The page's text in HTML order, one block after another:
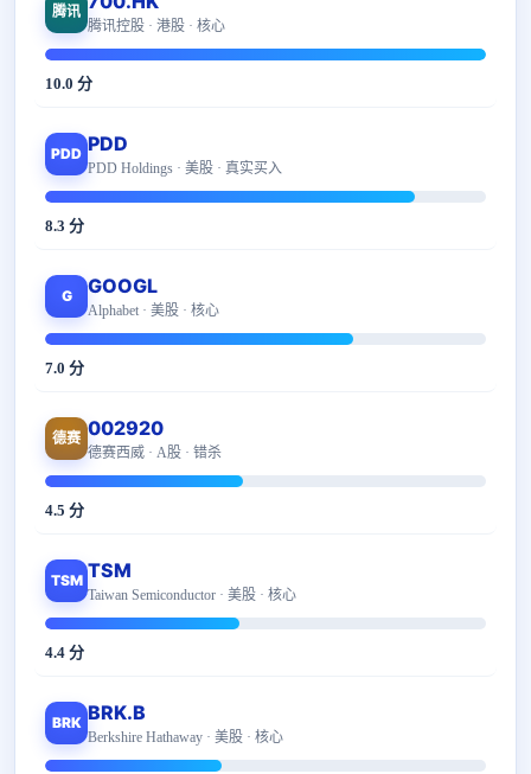
腾讯
腾讯控股 · 港股 · 核心
10.0 分
PDD PDD
PDD Holdings · 美股 · 真实买入
8.3 分
G GOOGL
Alphabet · 美股 · 核心
7.0 分
德赛 002920
德赛西威 · A股 · 错杀
4.5 分
TSM TSM
Taiwan Semiconductor · 美股 · 核心
4.4 分
BRK BRK.B
Berkshire Hathaway · 美股 · 核心